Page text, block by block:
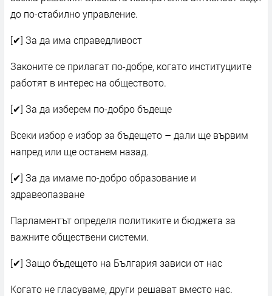
до по-стабилно управление.
[✔] За да има справедливост
Законите се прилагат по-добре, когато институциите
работят в интерес на обществото.
[✔] За да изберем по-добро бъдеще
Всеки избор е избор за бъдещето – дали ще вървим
напред или ще останем назад.
[✔] За да имаме по-добро образование и
здравеопазване
Парламентът определя политиките и бюджета за
важните обществени системи.
[✔] Защо бъдещето на България зависи от нас
Когато не гласуваме, други решават вместо нас.